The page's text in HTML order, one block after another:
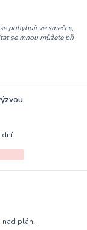
pohybuji ve smečce,
se mnou můžete při
nad plán.